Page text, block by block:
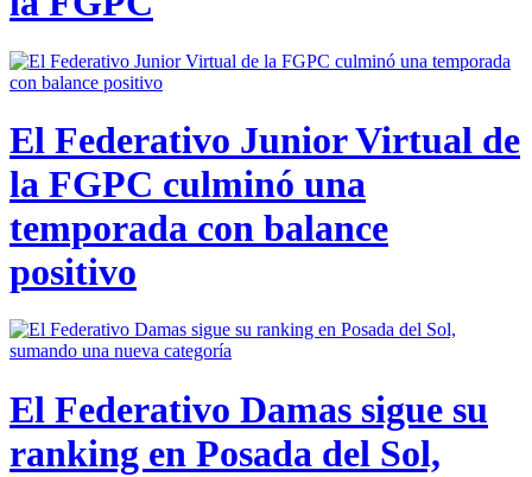
El Federativo Junior Virtual de
la FGPC culminó una
temporada con balance
positivo
El Federativo Damas sigue su
ranking en Posada del Sol,